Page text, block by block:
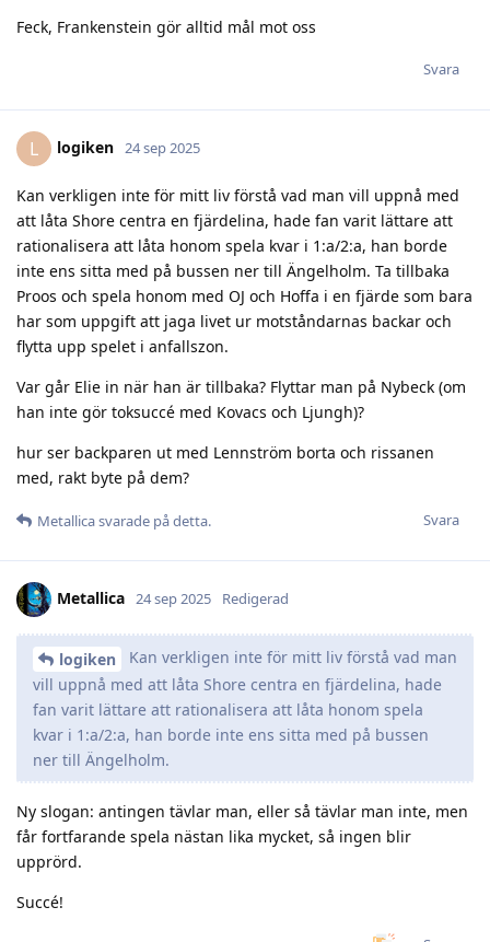
Feck, Frankenstein gör alltid mål mot oss
Svara
L logiken 24 sep 2025
Kan verkligen inte för mitt liv förstå vad man vill uppnå med
att låta Shore centra en fjärdelina, hade fan varit lättare att
rationalisera att låta honom spela kvar i 1:a/2:a, han borde
inte ens sitta med på bussen ner till Ängelholm. Ta tillbaka
Proos och spela honom med OJ och Hoffa i en fjärde som bara
har som uppgift att jaga livet ur motståndarnas backar och
flytta upp spelet i anfallszon.
Var går Elie in när han är tillbaka? Flyttar man på Nybeck (om
han inte gör toksuccé med Kovacs och Ljungh)?
hur ser backparen ut med Lennström borta och rissanen
med, rakt byte på dem?
Svara
Metallicasvarade på detta.
Metallica 24 sep 2025 Redigerad
logiken
Kan verkligen inte för mitt liv förstå vad man
vill uppnå med att låta Shore centra en fjärdelina, hade
fan varit lättare att rationalisera att låta honom spela
kvar i 1:a/2:a, han borde inte ens sitta med på bussen
ner till Ängelholm.
Ny slogan: antingen tävlar man, eller så tävlar man inte, men
får fortfarande spela nästan lika mycket, så ingen blir
upprörd.
Succé!